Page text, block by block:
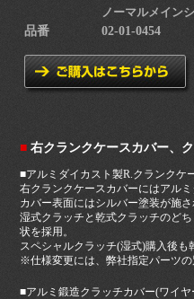
ノーマルメイン
品番
02-01-0454
■ 右クランクケースカバー、
■アルミダイカスト製R.クランクケ
右クランクケースカバーにはアルミ
カバー表面にはシルバー塗装が施さ
湿式クラッチと乾式クラッチのど
状を採用。
スペシャルクラッチ(湿式)購入後も
※仕様変更には、弊社指定パーツの
■アルミ鍛造クラッチカバー(ワイヤ